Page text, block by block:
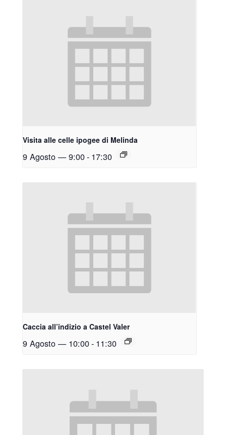
Visita alle celle ipogee di Melinda
9 Agosto — 9:00- 17:30
Caccia all’indizio a Castel Valer
9 Agosto — 10:00- 11:30